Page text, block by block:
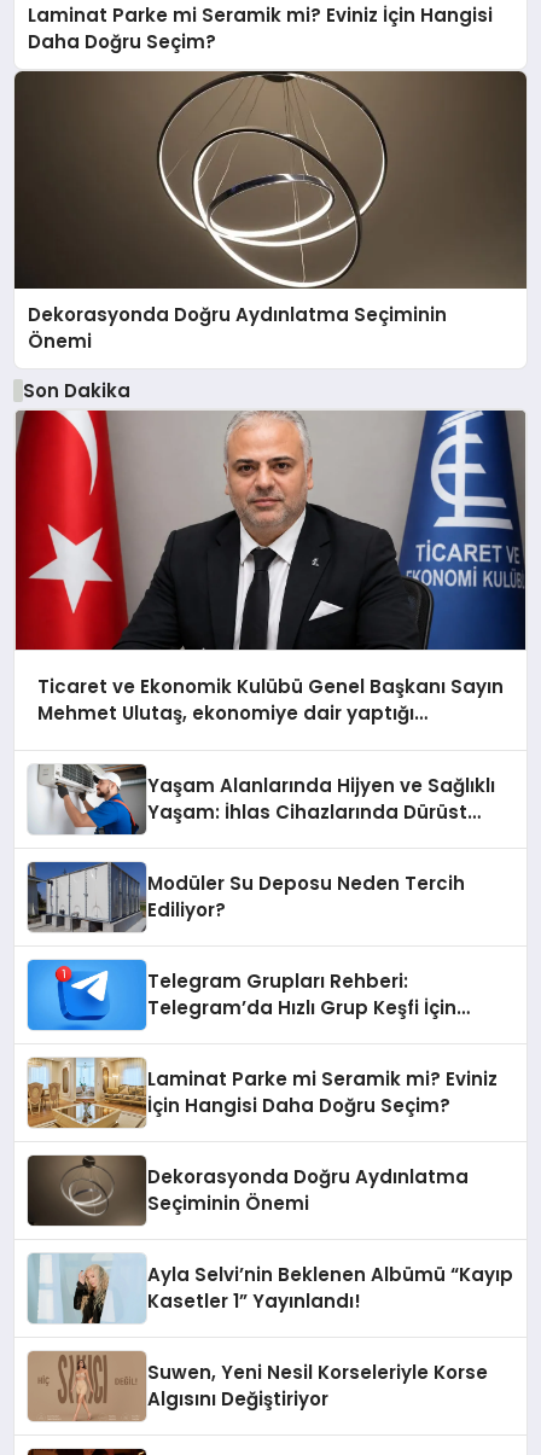
Laminat Parke mi Seramik mi? Eviniz İçin Hangisi
Daha Doğru Seçim?
Dekorasyonda Doğru Aydınlatma Seçiminin
Önemi
Son Dakika
Ticaret ve Ekonomik Kulübü Genel Başkanı Sayın
Mehmet Ulutaş, ekonomiye dair yaptığı
Yaşam Alanlarında Hijyen ve Sağlıklı
Yaşam: İhlas Cihazlarında Dürüst
Modüler Su Deposu Neden Tercih
Ediliyor?
Telegram Grupları Rehberi:
Telegram’da Hızlı Grup Keşfi İçin
Laminat Parke mi Seramik mi? Eviniz
İçin Hangisi Daha Doğru Seçim?
Dekorasyonda Doğru Aydınlatma
Seçiminin Önemi
Ayla Selvi’nin Beklenen Albümü “Kayıp
Kasetler 1” Yayınlandı!
Suwen, Yeni Nesil Korseleriyle Korse
Algısını Değiştiriyor